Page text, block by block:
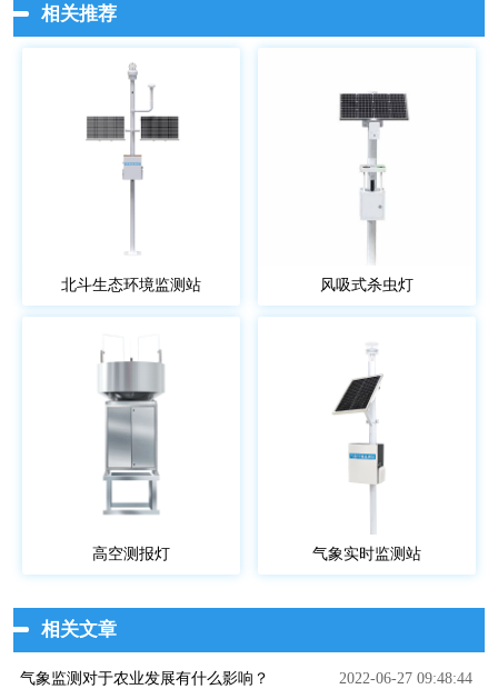
相关推荐
北斗生态环境监测站 风吸式杀虫灯
高空测报灯 气象实时监测站
相关文章
气象监测对于农业发展有什么影响？ 2022-06-27 09:48:44